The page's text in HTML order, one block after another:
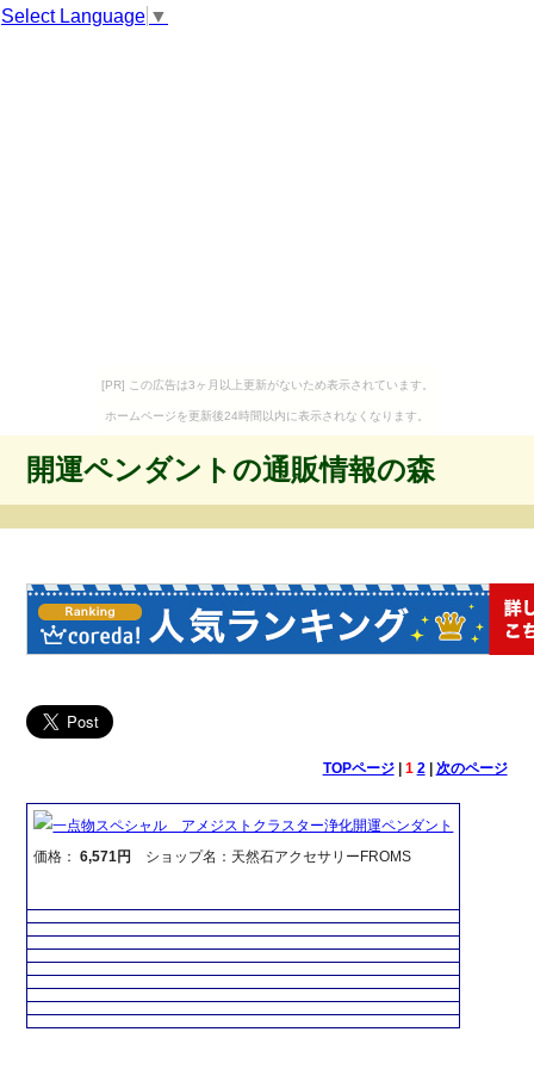
Select Language ▼
[PR] この広告は3ヶ月以上更新がないため表示されています。
ホームページを更新後24時間以内に表示されなくなります。
開運ペンダントの通販情報の森
TOPページ| 1 2| 次のページ
一点物スペシャル アメジストクラスター浄化開運ペンダント
価格：6,571円 ショップ名：天然石アクセサリーFROMS